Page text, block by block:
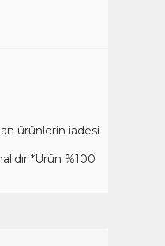
ürünlerin iadesi
*Ürün %100